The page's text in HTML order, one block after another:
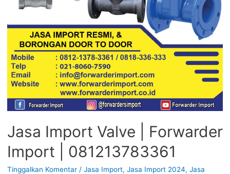
Jasa Import Valve | Forwarder
Import | 081213783361
Tinggalkan Komentar / Jasa Import, Jasa Import 2024, Jasa